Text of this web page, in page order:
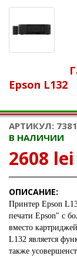
Epson L132
АРТИКУЛ:
В НАЛИЧИИ
2608 lei
ОПИСАНИЕ:
Принтер Epson
печати Epson" с
вместо
L132 является
также